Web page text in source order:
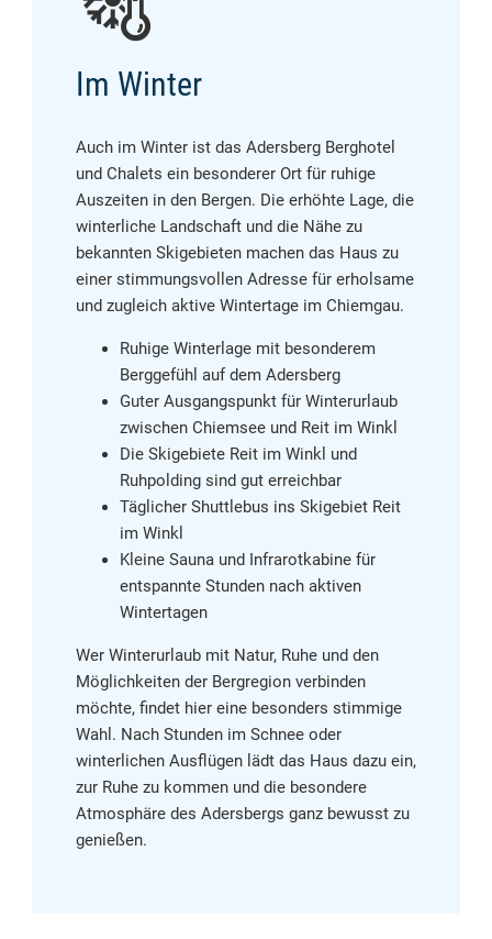
Im Winter
Auch im Winter ist das Adersberg Berghotel
und Chalets ein besonderer Ort für ruhige
Auszeiten in den Bergen. Die erhöhte Lage, die
winterliche Landschaft und die Nähe zu
bekannten Skigebieten machen das Haus zu
einer stimmungsvollen Adresse für erholsame
und zugleich aktive Wintertage im Chiemgau.
Ruhige Winterlage mit besonderem
Berggefühl auf dem Adersberg
Guter Ausgangspunkt für Winterurlaub
zwischen Chiemsee und Reit im Winkl
Die Skigebiete Reit im Winkl und
Ruhpolding sind gut erreichbar
Täglicher Shuttlebus ins Skigebiet Reit
im Winkl
Kleine Sauna und Infrarotkabine für
entspannte Stunden nach aktiven
Wintertagen
Wer Winterurlaub mit Natur, Ruhe und den
Möglichkeiten der Bergregion verbinden
möchte, findet hier eine besonders stimmige
Wahl. Nach Stunden im Schnee oder
winterlichen Ausflügen lädt das Haus dazu ein,
zur Ruhe zu kommen und die besondere
Atmosphäre des Adersbergs ganz bewusst zu
genießen.